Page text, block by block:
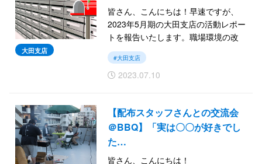
大田支店
皆さん、こんにちは！早速ですが、
2023年5月期の大田支店の活動レポー
トを報告いたします。職場環境の改
善に奮闘する日々で少しずつ配布枚
数も増えてきました！
#大田支店
2023.07.10
【配布スタッフさんとの交流会
＠BBQ】「実は〇〇が好きでし
た…
皆さん、こんにちは！